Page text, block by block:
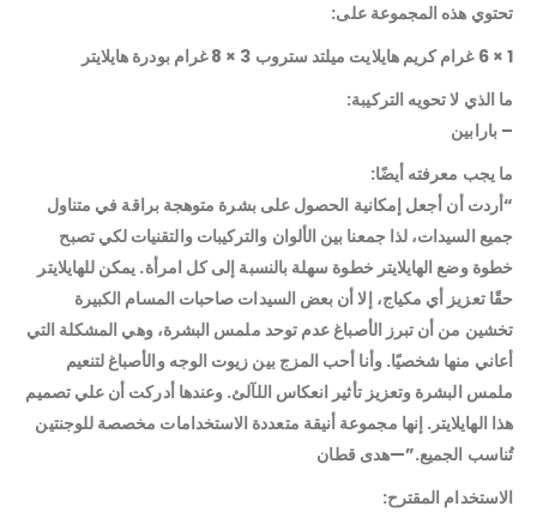
تحتوي هذه المجموعة على:
1 × 6 غرام كريم هايلايت ميلتد ستروب 3 × 8 غرام بودرة هايلايتر
ما الذي لا تحويه التركيبة:
– بارابين
ما يجب معرفته أيضًا:
“أردت أن أجعل إمكانية الحصول على بشرة متوهجة براقة في متناول
جميع السيدات، لذا جمعنا بين الألوان والتركيبات والتقنيات لكي تصبح
خطوة وضع الهايلايتر خطوة سهلة بالنسبة إلى كل امرأة. يمكن للهايلايتر
حقًا تعزيز أي مكياج، إلا أن بعض السيدات صاحبات المسام الكبيرة
تخشين من أن تبرز الأصباغ عدم توحد ملمس البشرة، وهي المشكلة التي
أعاني منها شخصيًا. وأنا أحب المزج بين زيوت الوجه والأصباغ لتنعيم
ملمس البشرة وتعزيز تأثير انعكاس اللآلئ. وعندها أدركت أن علي تصميم
هذا الهايلايتر. إنها مجموعة أنيقة متعددة الاستخدامات مخصصة للوجنتين
تُناسب الجميع.”—هدى قطان
الاستخدام المقترح: